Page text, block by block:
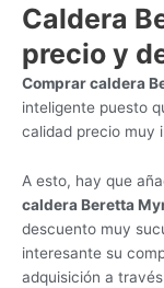
Caldera
precio y
Comprar caldera
inteligente puesto
calidad precio muy
A esto, hay que
caldera Beretta
descuento muy
interesante su
adquisición a